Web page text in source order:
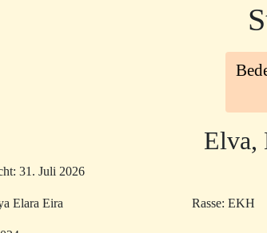
Elva,
31. Juli 2026
Rasse: EKH